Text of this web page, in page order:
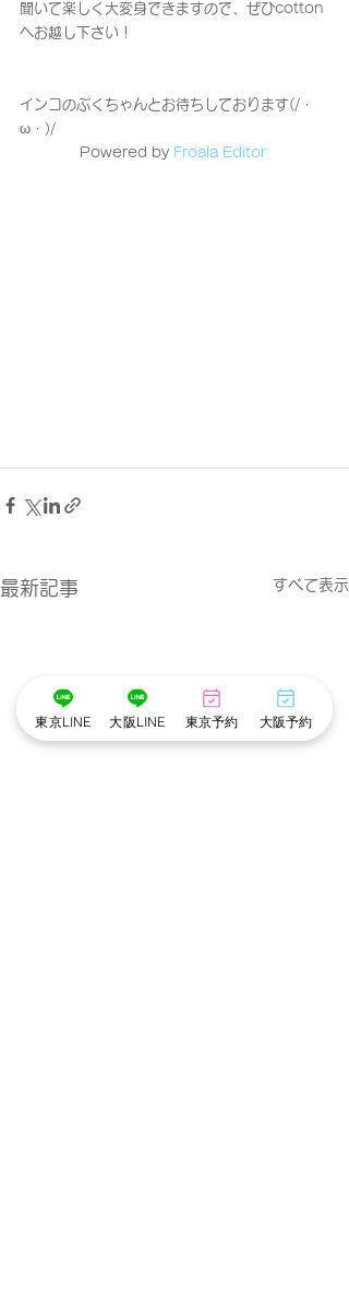
聞いて楽しく大変身できますので、ぜひcotton
へお越し下さい！
インコのぷくちゃんとお待ちしております(/・
ω・)/
Powered by Froala Editor
最新記事 すべて表示
東京LINE 大阪LINE 東京予約 大阪予約